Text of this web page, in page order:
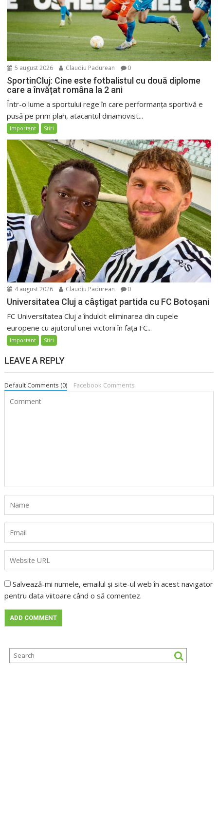
5 august 2026 Claudiu Padurean 0
SportinCluj: Cine este fotbalistul cu două diplome
care a învățat româna la 2 ani
Într-o lume a sportului rege în care performanța sportivă e
pusă pe prim plan, atacantul dinamovist...
Important Stiri
4 august 2026 Claudiu Padurean 0
Universitatea Cluj a câștigat partida cu FC Botoșani
FC Universitatea Cluj a îndulcit eliminarea din cupele
europene cu ajutorul unei victorii în fața FC...
Important Stiri
LEAVE A REPLY
Default Comments (0) Facebook Comments
Salvează-mi numele, emailul și site-ul web în acest navigator
pentru data viitoare când o să comentez.